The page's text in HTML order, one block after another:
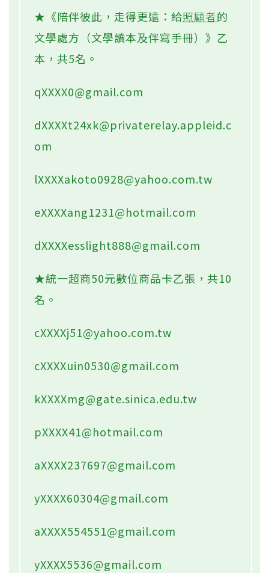
★《陪伴彼此，走得更遠：給照顧者的
文學處方（文學讀本及伴寫手冊）》乙
本，共5名。
qXXXX0@gmail.com
dXXXXt24xk@privaterelay.appleid.c
om
lXXXXakoto0928@yahoo.com.tw
eXXXXang1231@hotmail.com
dXXXXesslight888@gmail.com
★統一超商50元數位商品卡乙張，共10
名。
cXXXXj51@yahoo.com.tw
cXXXXuin0530@gmail.com
kXXXXmg@gate.sinica.edu.tw
pXXXX41@hotmail.com
aXXXX237697@gmail.com
yXXXX60304@gmail.com
aXXXX554551@gmail.com
yXXXX5536@gmail.com